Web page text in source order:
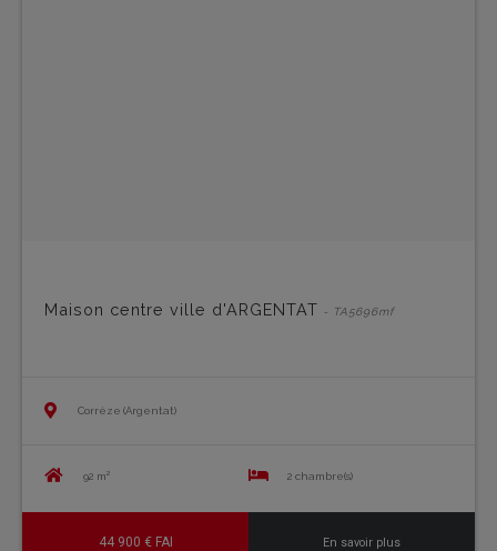
Maison centre ville d'ARGENTAT - TA5696mf
Corrèze (Argentat)
92 m² 2 chambre(s)
44 900 € FAI En savoir plus